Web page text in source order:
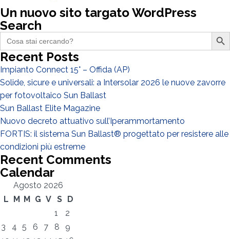
Un nuovo sito targato WordPress
Search
Search
for:
Search Button
Recent Posts
Impianto Connect 15° – Offida (AP)
Solide, sicure e universali: a Intersolar 2026 le nuove zavorre
per fotovoltaico Sun Ballast
Sun Ballast Elite Magazine
Nuovo decreto attuativo sull’Iperammortamento
FORTIS: il sistema Sun Ballast® progettato per resistere alle
condizioni più estreme
Recent Comments
Calendar
Agosto 2026
L M M G V S
D
1
2
3
4 5 6 7 8
9
Ho letto e accetto la